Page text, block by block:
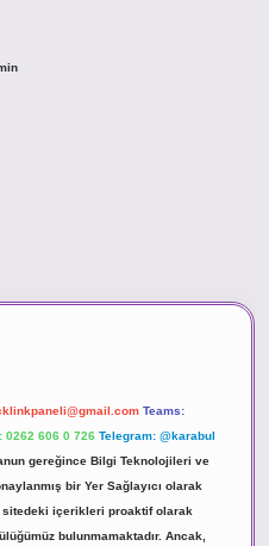
Teams:
0262 606 0 726 Telegram: @karabul
gereğince Bilgi Teknolojileri ve
bir Yer Sağlayıcı olarak
sitedeki içerikleri proaktif olarak
bulunmamaktadır. Ancak,